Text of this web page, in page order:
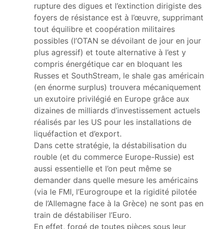
rupture des digues et l’extinction dirigiste des
foyers de résistance est à l’œuvre, supprimant
tout équilibre et coopération militaires
possibles (l’OTAN se dévoilant de jour en jour
plus agressif) et toute alternative à l’est y
compris énergétique car en bloquant les
Russes et SouthStream, le shale gas américain
(en énorme surplus) trouvera mécaniquement
un exutoire privilégié en Europe grâce aux
dizaines de milliards d’investissement actuels
réalisés par les US pour les installations de
liquéfaction et d’export.
Dans cette stratégie, la déstabilisation du
rouble (et du commerce Europe-Russie) est
aussi essentielle et l’on peut même se
demander dans quelle mesure les américains
(via le FMI, l’Eurogroupe et la rigidité pilotée
de l’Allemagne face à la Grèce) ne sont pas en
train de déstabiliser l’Euro.
En effet, forgé de toutes pièces sous leur